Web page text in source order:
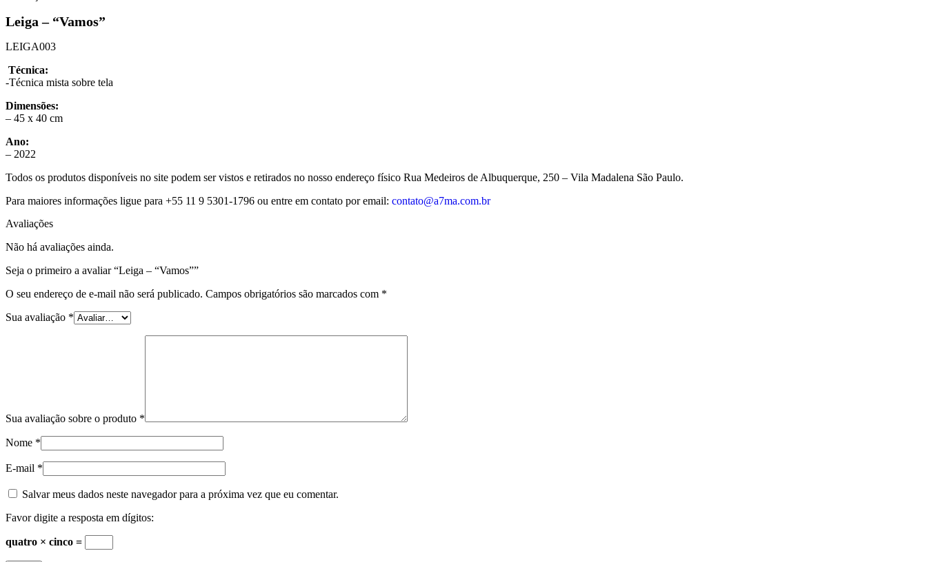
Leiga – “Vamos”
LEIGA003
Técnica:
-Técnica mista sobre tela
Dimensões:
– 45 x 40 cm
Ano:
– 2022
Todos os produtos disponíveis no site podem ser vistos e retirados no nosso endereço físico Rua Medeiros de Albuquerque, 250 – Vila Madalena São Paulo.
Para maiores informações ligue para +55 11 9 5301-1796 ou entre em contato por email: contato@a7ma.com.br
Avaliações
Não há avaliações ainda.
Seja o primeiro a avaliar “Leiga – “Vamos””
O seu endereço de e-mail não será publicado. Campos obrigatórios são marcados com *
Sua avaliação *
Sua avaliação sobre o produto *
Nome *
E-mail *
Salvar meus dados neste navegador para a próxima vez que eu comentar.
Favor digite a resposta em dígitos:
quatro × cinco =